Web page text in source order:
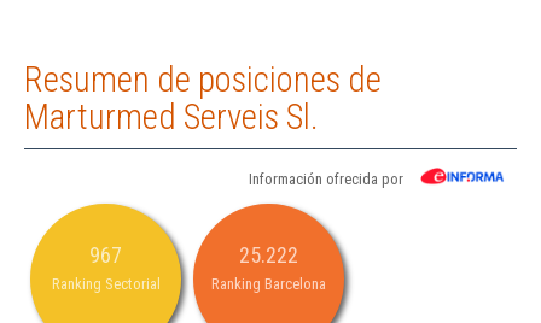
Resumen de posiciones de
Marturmed Serveis Sl.
Información ofrecida por
967
Ranking Sectorial
25.222
Ranking Barcelona